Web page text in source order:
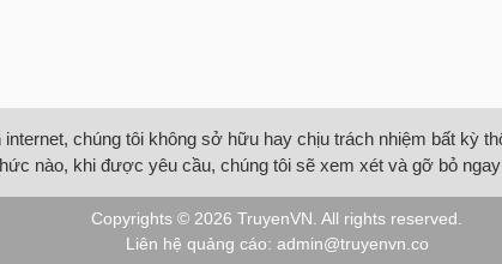
chúng tôi không sở hữu hay chịu trách nhiệm bất kỳ
nào, khi được yêu cầu, chúng tôi sẽ xem xét và gỡ bỏ
Copyrights © 2026 TruyenVN . All rights reserved.
Liên hệ quảng cáo: admin@truyenvn.co